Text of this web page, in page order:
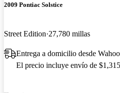
2009 Pontiac Solstice
Street Edition 27,780 millas
Entrega a domicilio desde
El precio incluye envío de $1,315